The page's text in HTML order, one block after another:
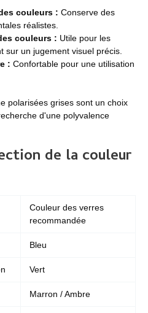
couleurs : Conserve des
réalistes.
couleurs : Utile pour les
sur un jugement visuel précis.
: Confortable pour une utilisation
polarisées grises sont un choix
d'une polyvalence
de la couleur
Couleur des verres
recommandée
Bleu
Vert
Marron / Ambre